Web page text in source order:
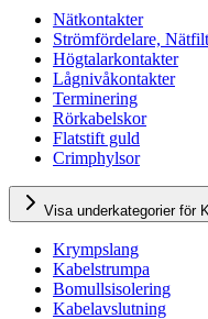
Nätkontakter
Strömfördelare,
Högtalarkontakter
Lågnivåkontakter
Terminering
Rörkabelskor
Flatstift guld
Crimphylsor
Visa underkategorier för
Krympslang
Kabelstrumpa
Bomullsisolering
Kabelavslutning